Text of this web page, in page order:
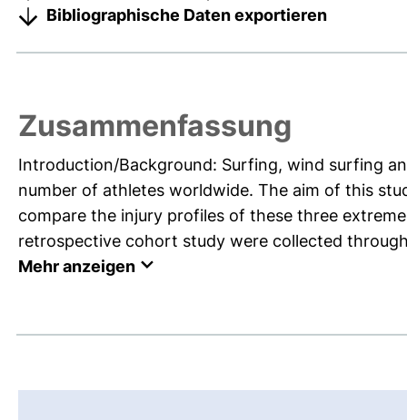
Bibliographische Daten exportieren
Zusammenfassung
Introduction/Background: Surfing, wind surfing
number of athletes worldwide. The aim of this
compare the injury profiles of these three
retrospective cohort study were collected
Mehr anzeigen